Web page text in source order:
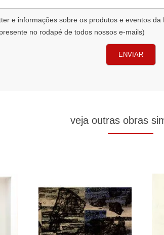
e informações sobre os produtos e eventos
no rodapé de todos nossos e-mails)
ENVIAR
veja outras obras